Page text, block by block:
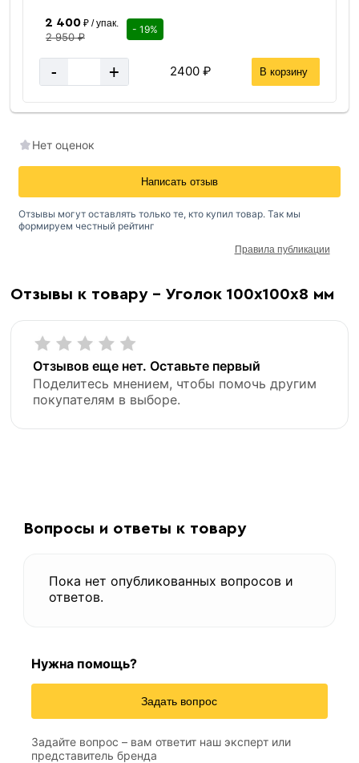
2 400₽ / упак.
2 950 ₽
- 19%
- + 2400 ₽ В корзину
Отзывы к товару - Уголок 100х100х8 мм
Отзывов еще нет. Оставьте первый
Поделитесь мнением, чтобы помочь другим
покупателям в выборе.
Нет оценок
Написать отзыв
Отзывы могут оставлять только те, кто купил товар. Так мы
формируем честный рейтинг
Правила публикации
Вопросы и ответы к товару
Пока нет опубликованных вопросов и
ответов.
Нужна помощь?
Задать вопрос
Задайте вопрос – вам ответит наш эксперт или
представитель бренда